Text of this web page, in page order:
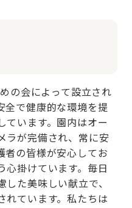
の会によって設立され
全で健康的な環境を提
ています。園内はオー
ラが完備され、常に安
者の皆様が安心してお
心掛けています。毎日
た美味しい献立で、
れています。私たちは